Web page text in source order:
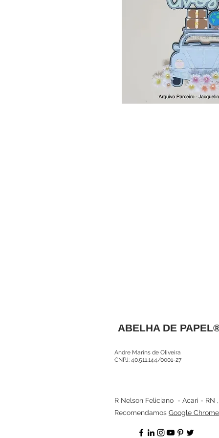
ABELHA DE
Andre Marins de Oliveira
CNPJ: 40.511.144/0001-27
R Nelson Feliciano - Acari - RN
Recomendamos Google Chrome